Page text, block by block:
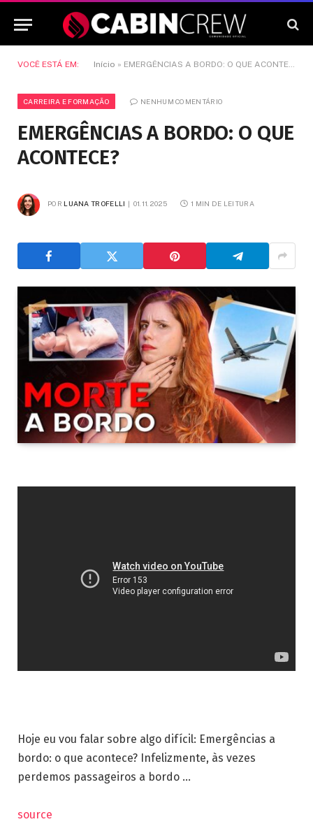
VOCÊ ESTÁ EM: Início » EMERGÊNCIAS A BORDO: O QUE ACONTECE?
CARREIRA E FORMAÇÃO NENHUM COMENTÁRIO
EMERGÊNCIAS A BORDO: O QUE
ACONTECE?
POR LUANA TROFELLI 01.11.2025 1 MIN DE LEITURA
Hoje eu vou falar sobre algo difícil: Emergências a
bordo: o que acontece? Infelizmente, às vezes
perdemos passageiros a bordo …
source